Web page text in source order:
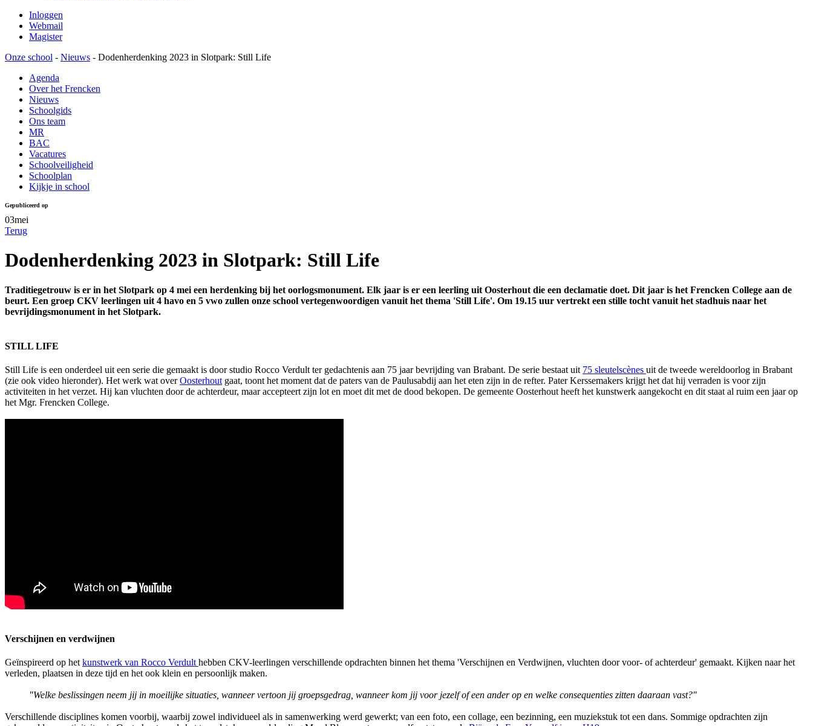
Inloggen
Webmail
Magister
Onze school - Nieuws - Dodenherdenking 2023 in Slotpark: Still Life
Agenda
Over het Frencken
Nieuws
Schoolgids
Ons team
MR
BAC
Vacatures
Schoolveiligheid
Schoolplan
Kijkje in school
Gepubliceerd op
03mei
Terug
Dodenherdenking 2023 in Slotpark: Still Life
Traditiegetrouw is er in het Slotpark op 4 mei een herdenking bij het oorlogsmonument. Elk jaar is er een leerling uit Oosterhout die een declamatie doet. Dit jaar is het Frencken College aan de
beurt. Een groep CKV leerlingen uit 4 havo en 5 vwo zullen onze school vertegenwoordigen vanuit het thema 'Still Life'. Om 19.15 uur vertrekt een stille tocht vanuit het stadhuis naar het
bevrijdingsmonument in het Slotpark.
STILL LIFE
Still Life is een onderdeel uit een serie die gemaakt is door studio Rocco Verdult ter gedachtenis aan 75 jaar bevrijding van Brabant. De serie bestaat uit 75 sleutelscènes uit de tweede wereldoorlog in Brabant
(zie ook video hieronder). Het werk wat overOosterhoutgaat, toont het moment dat de paters van de Paulusabdij aan het eten zijn in de refter. Pater Kerssemakers krijgt het dat hij verraden is voor zijn
activiteiten in het verzet. Hij kan vluchten door de achterdeur, maar accepteert zijn lot en moet dit met de dood bekopen. De gemeente Oosterhout heeft het kunstwerk aangekocht en dit staat al ruim een jaar op
het Mgr. Frencken College.
Verschijnen en verdwijnen
Geïnspireerd op het kunstwerk van Rocco Verdult hebben CKV-leerlingen verschillende opdrachten binnen het thema 'Verschijnen en Verdwijnen, vluchten door voor- of achterdeur' gemaakt. Kijken naar het
verleden, plaatsen in deze tijd en het ook klein en persoonlijk maken.
"Welke beslissingen neem jij in moeilijke situaties, wanneer vertoon jij groepsgedrag, wanneer kom jij voor jezelf of een ander op en welke consequenties zitten daaraan vast?"
Verschillende disciplines komen voorbij, waarbij zowel individueel als in samenwerking werd gewerkt; van een foto, een collage, een bezinning, een muziekstuk tot een dans. Sommige opdrachten zijn